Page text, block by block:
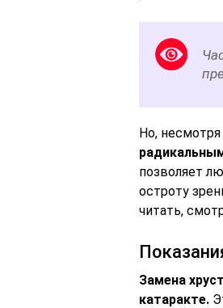
Но,
позволяет
остроту
читать,
Замена
катаракте.